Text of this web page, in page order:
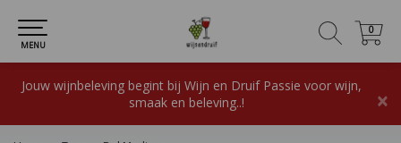
0
0
MENU
Jouw wijnbeleving begint bij Wijn en Druif Passie voor wijn,
smaak en beleving..!
×